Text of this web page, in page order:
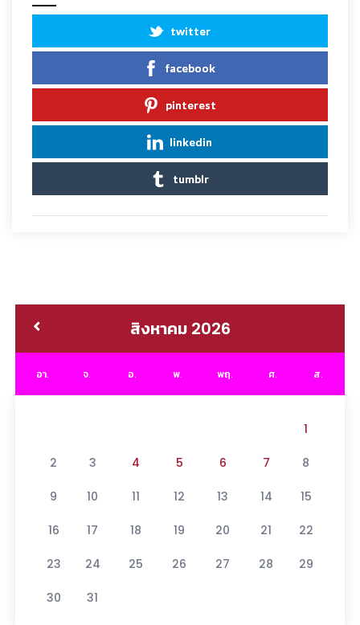
twitter
facebook
pinterest
linkedin
tumblr
สิงหาคม 2026
อา. จ. อ. พ. พฤ. ศ. ส.
1
2 3 4 5 6 7 8
9 10 11 12 13 14 15
16 17 18 19 20 21 22
23 24 25 26 27 28 29
30 31